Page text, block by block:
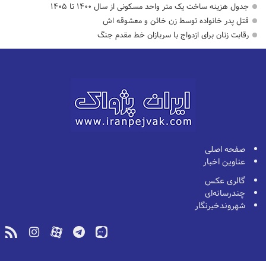
جدول هزینه ساخت یک متر واحد مسکونی از سال ۱۴۰۰ تا ۱۴۰۵
قتل پدر خانواده توسط زن خائن و معشوقه اش
رقابت زنان برای ازدواج با سربازان خط مقدم جنگ
صفحه اصلی
عناوین اخبار
گالری عکس
چندرسانه‌ای
شهروندخبرنگار